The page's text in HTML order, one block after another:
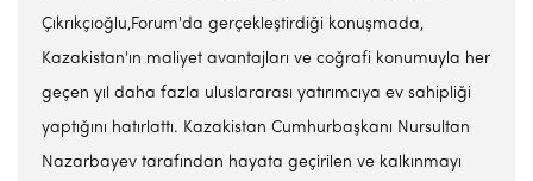
Çıkrıkçıoğlu,Forum'da gerçekleştirdiği konuşmada,
Kazakistan'ın maliyet avantajları ve coğrafi konumuyla her
geçen yıl daha fazla uluslararası yatırımcıya ev sahipliği
yaptığını hatırlattı. Kazakistan Cumhurbaşkanı Nursultan
Nazarbayev tarafından hayata geçirilen ve kalkınmayı